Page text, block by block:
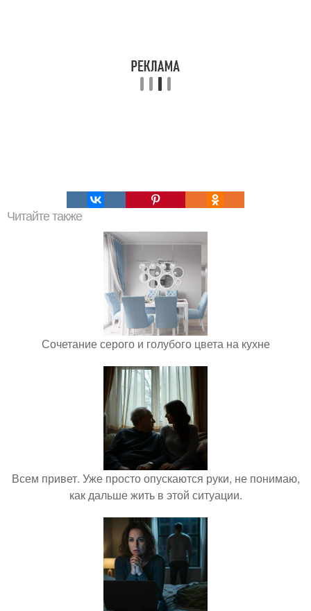
Читайте также
Сочетание серого и голубого цвета на кухне
Всем привет. Уже просто опускаются руки, не понимаю,
как дальше жить в этой ситуации.